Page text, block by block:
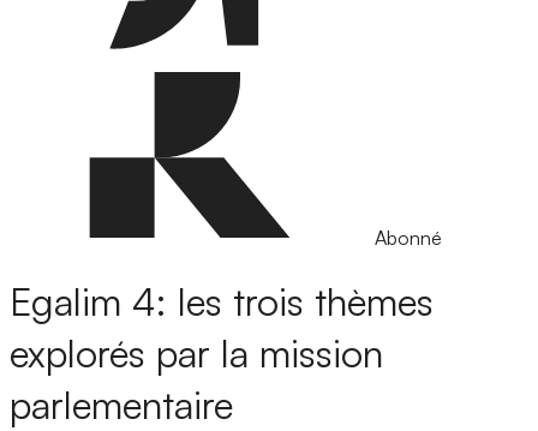
Abonné
Egalim 4: les trois thèmes
explorés par la mission
parlementaire